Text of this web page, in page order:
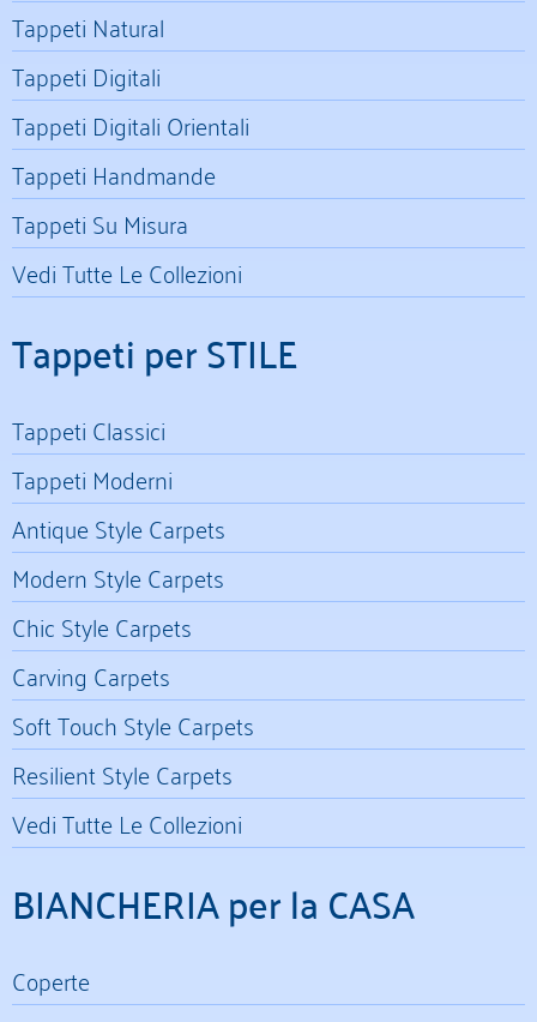
Tappeti Natural
Tappeti Digitali
Tappeti Digitali Orientali
Tappeti Handmande
Tappeti Su Misura
Vedi Tutte Le Collezioni
Tappeti per STILE
Tappeti Classici
Tappeti Moderni
Antique Style Carpets
Modern Style Carpets
Chic Style Carpets
Carving Carpets
Soft Touch Style Carpets
Resilient Style Carpets
Vedi Tutte Le Collezioni
BIANCHERIA per la CASA
Coperte